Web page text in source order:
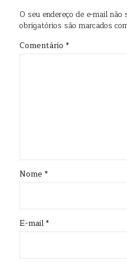
O seu endereço de e-mail não
obrigatórios são marcados
Comentário *
Nome *
E-mail*